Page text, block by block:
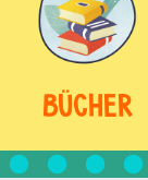
BÜCHER